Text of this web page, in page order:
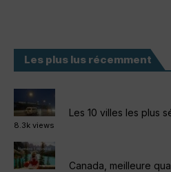
Les plus lus récemment
Les 10 villes les plus
8.3k views
Canada, meilleure